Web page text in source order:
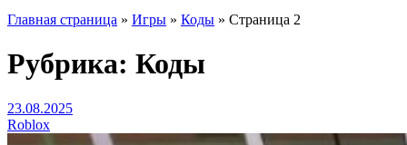
Главная страница » Игры » Коды » Страница 2
Рубрика: Коды
23.08.2025
Roblox